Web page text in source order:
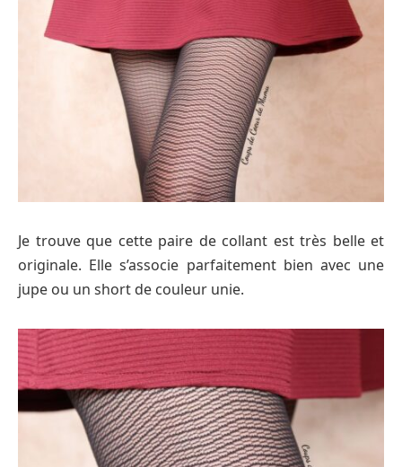
Je trouve que cette paire de collant est très belle et
originale. Elle s’associe parfaitement bien avec une
jupe ou un short de couleur unie.